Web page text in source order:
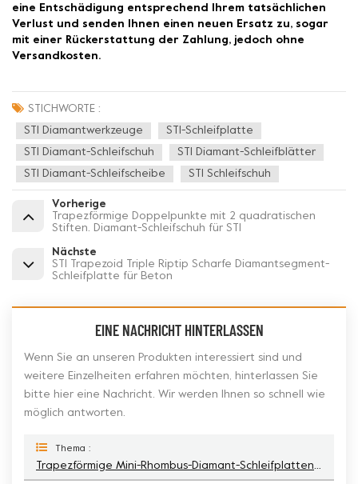
eine Entschädigung entsprechend Ihrem tatsächlichen
Verlust und senden Ihnen einen neuen Ersatz zu, sogar
mit einer Rückerstattung der Zahlung, jedoch ohne
Versandkosten.
STICHWORTE :
STI Diamantwerkzeuge STI-Schleifplatte
STI Diamant-Schleifschuh STI Diamant-Schleifblätter
STI Diamant-Schleifscheibe STI Schleifschuh
Vorherige
Trapezförmige Doppelpunkte mit 2 quadratischen
Stiften. Diamant-Schleifschuh für STI
Nächste
STI Trapezoid Triple Riptip Scharfe Diamantsegment-
Schleifplatte für Beton
EINE NACHRICHT HINTERLASSEN
Wenn Sie an unseren Produkten interessiert sind und
weitere Einzelheiten erfahren möchten, hinterlassen Sie
bitte hier eine Nachricht. Wir werden Ihnen so schnell wie
möglich antworten.
Thema :
Trapezförmige Mini-Rhombus-Diamant-Schleifplattenflügel Für STI Prep Master-Schleifmaschinen